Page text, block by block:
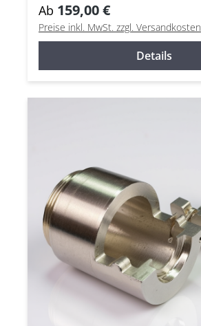
Ab 159,00 €
Preise inkl. MwSt. zzgl. Versandkosten
Details